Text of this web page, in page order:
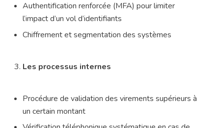
Authentification renforcée (MFA) pour limiter
l’impact d’un vol d’identifiants
Chiffrement et segmentation des systèmes
Les processus internes
Procédure de validation des virements supérieurs à
un certain montant